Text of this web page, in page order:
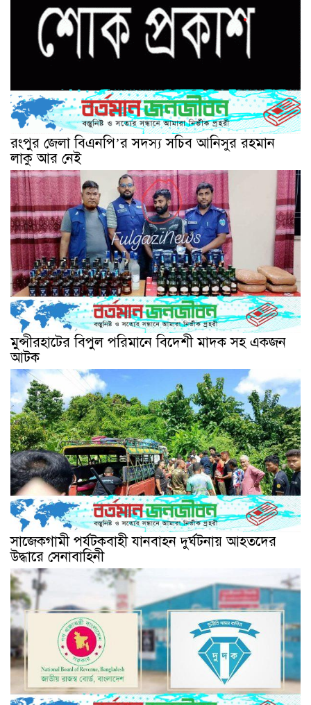
রংপুর জেলা বিএনপি’র সদস্য সচিব আনিসুর রহমান
লাকু আর নেই
মুন্সীরহাটের বিপুল পরিমানে বিদেশী মাদক সহ একজন
আটক
সাজেকগামী পর্যটকবাহী যানবাহন দুর্ঘটনায় আহতদের
উদ্ধারে সেনাবাহিনী